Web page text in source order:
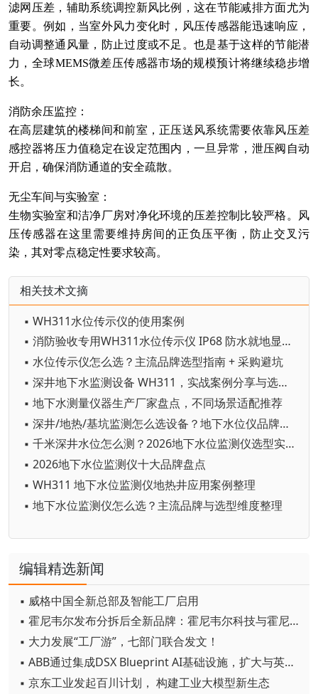
滤网压差，辅助系统调控新风比例，这在节能减排方面尤为
重要。例如，当室外风力变化时，风压传感器能迅速响应，
自动调整通风量，防止过度或不足。也是基于这样的节能潜
力，全球MEMS微差压传感器市场的规模预计将继续稳步增
长。
消防余压监控：
在高层建筑的楼梯间和前室，正压送风系统需要依靠风压差
感控器将压力值稳定在设定范围内，一旦异常，泄压阀自动
开启，确保消防通道的安全疏散。
无尘车间与实验室：
生物实验室和洁净厂房对净化环境的压差控制比较严格。风
压传感器在这里需要维持房间的正负压平衡，防止交叉污
染，其对零点稳定性要求较高。
相关技术文摘
▪ WH311水位传示仪的使用案例
▪ 消防验收专用WH311水位传示仪 IP68 防水就地显示远传
▪ 水位传示仪怎么选？主流品牌选型指南 + 采购避坑
▪ 深井地下水监测设备 WH311，实战案例分享与选型要点
▪ 地下水测量仪器生产厂家盘点，不同场景适配推荐
▪ 深井/地热/基坑监测怎么选设备？地下水位仪品牌对比+选购指标
▪ 千米深井水位怎么测？2026地下水位监测仪选型实战指南
▪ 2026地下水位监测仪十大品牌盘点
▪ WH311 地下水位监测仪地热井应用案例整理
▪ 地下水位监测仪怎么选？主流品牌与选型维度整理
编辑精选新闻
▪ 威格中国全新总部及智能工厂启用
▪ 霍尼韦尔发布分拆后全新品牌：霍尼韦尔科技与霍尼韦尔航空航天
▪ 大力发展“工厂游”，七部门联合发文！
▪ ABB通过集成DSX Blueprint AI基础设施，扩大与英伟达的合作
▪ 京东工业发起百川计划， 构建工业大模型新生态